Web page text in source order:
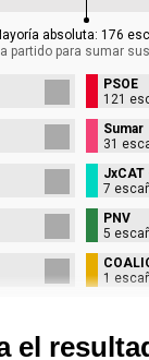
absoluta: 176
partido para sumar sus
PSOE
121
Sumar
31
JxCAT
7
PNV
5
1
el